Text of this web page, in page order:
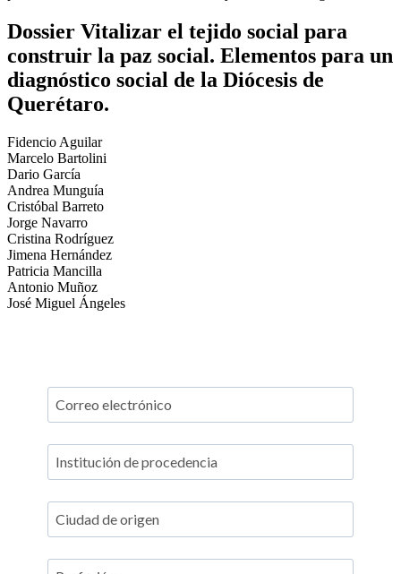
Dossier Vitalizar el tejido social para
construir la paz social. Elementos para un
diagnóstico social de la Diócesis de
Querétaro.
Fidencio Aguilar
Marcelo Bartolini
Dario García
Andrea Munguía
Cristóbal Barreto
Jorge Navarro
Cristina Rodríguez
Jimena Hernández
Patricia Mancilla
Antonio Muñoz
José Miguel Ángeles